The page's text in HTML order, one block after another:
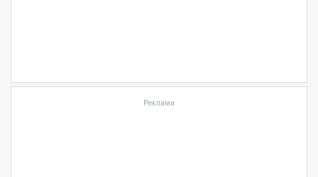
Реклама